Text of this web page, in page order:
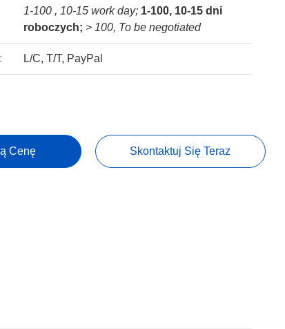
1-100 , 10-15 work day; 1-100, 10-15 dni
roboczych; > 100, To be negotiated
L/C, T/T, PayPal
Cenę Skontaktuj Się Teraz